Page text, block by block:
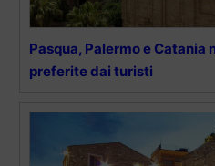
Pasqua, Palermo e Catania
preferite dai turisti